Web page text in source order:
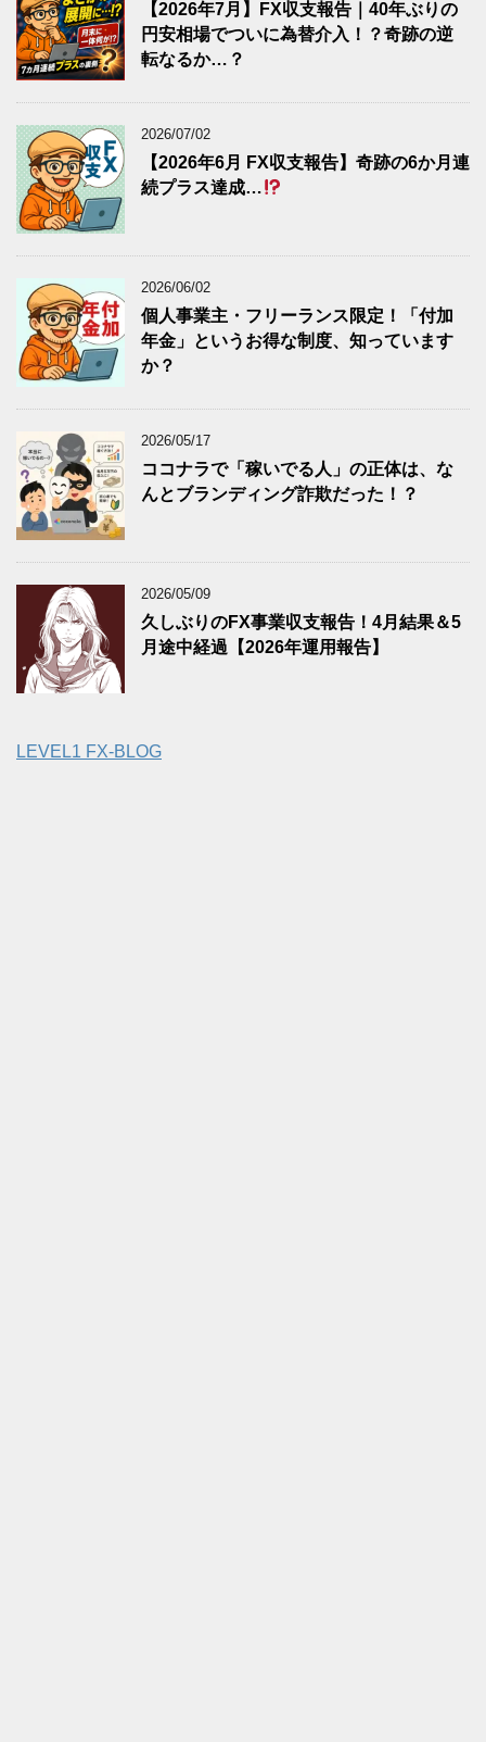
【2026年7月】FX収支報告｜40年ぶりの
円安相場でついに為替介入！？奇跡の逆
転なるか…？
2026/07/02
【2026年6月 FX収支報告】奇跡の6か月連
続プラス達成…
2026/06/02
個人事業主・フリーランス限定！「付加
年金」というお得な制度、知っています
か？
2026/05/17
ココナラで「稼いでる人」の正体は、な
んとブランディング詐欺だった！？
2026/05/09
久しぶりのFX事業収支報告！4月結果＆5
月途中経過【2026年運用報告】
LEVEL1 FX-BLOG